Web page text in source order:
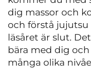
dig massor och
och förstå
läsåret är slut.
bära med dig
många olika